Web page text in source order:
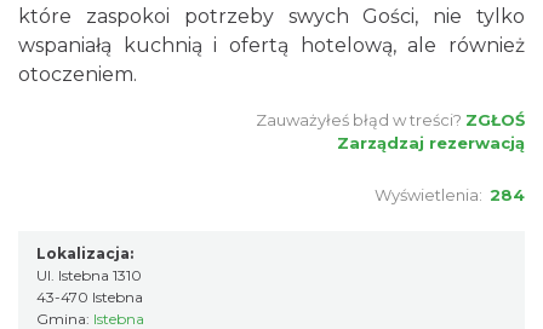
które zaspokoi potrzeby swych Gości, nie tylko
wspaniałą kuchnią i ofertą hotelową, ale również
otoczeniem.
Zauważyłeś błąd w treści? ZGŁOŚ
Zarządzaj rezerwacją
Wyświetlenia: 284
Lokalizacja:
Ul. Istebna 1310
43-470 Istebna
Gmina: Istebna